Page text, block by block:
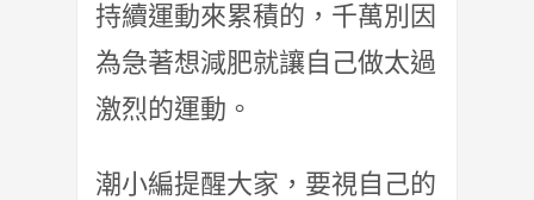
持續運動來累積的，千萬別因
為急著想減肥就讓自己做太過
激烈的運動。
潮小編提醒大家，要視自己的